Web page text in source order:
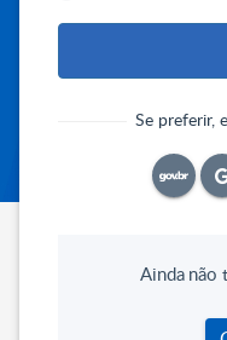
Se preferir,
Ainda não